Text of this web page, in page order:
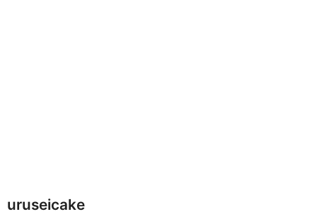
uruseicake